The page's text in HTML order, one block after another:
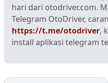
hari dari otodriver.com.
Telegram OtoDriver,
https://t.me/otodriver,
install aplikasi telegram